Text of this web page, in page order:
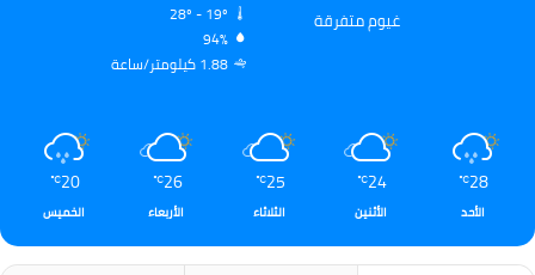
غيوم متفرقة
94%
1.88 كيلومتر/ساعة
28
℃
الأحد
24
℃
الأثنين
25
℃
الثلاثاء
26
℃
الأربعاء
20
℃
الخميس